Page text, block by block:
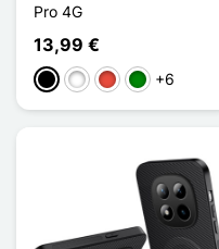
Pro 4G
13,99 €
PretoBrancoVermelho
Verde
+6